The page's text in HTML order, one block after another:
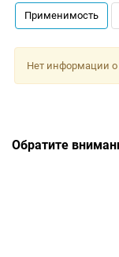
Применимость
Нет информации
Обратите